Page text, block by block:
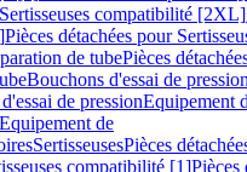
compatibilité [2XL]
Pièces détachées pour
de tubePièces
Bouchons d'essai de pression
de pressionEquipement
de
SertisseusesPièces
compatibilité [1]Pièces